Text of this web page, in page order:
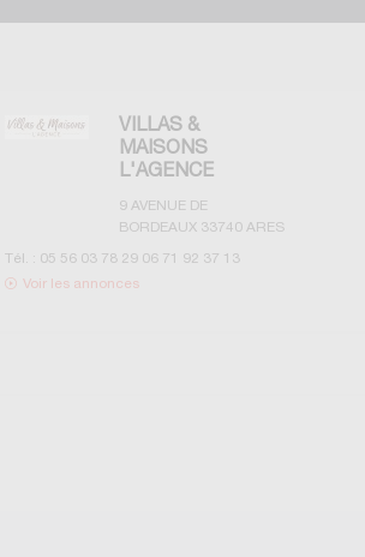
VILLAS &
MAISONS
L'AGENCE
9 AVENUE DE
BORDEAUX 33740 ARES
Tél. : 05 56 03 78 29 06 71 92 37 13
Voir les annonces